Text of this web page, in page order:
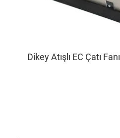
Dikey Atışlı EC Çatı Fanı